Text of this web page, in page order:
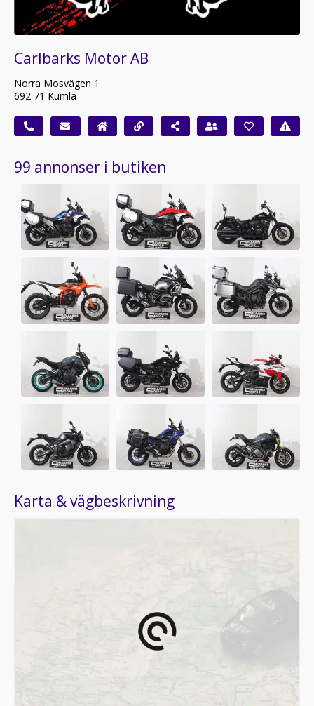
Carlbarks Motor AB
Norra Mosvägen 1
692 71 Kumla
99 annonser i butiken
Karta & vägbeskrivning